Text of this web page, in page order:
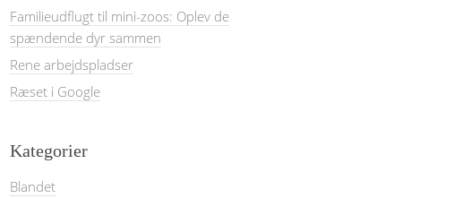
Familieudflugt til mini-zoos: Oplev de
spændende dyr sammen
Rene arbejdspladser
Ræset i Google
Kategorier
Blandet